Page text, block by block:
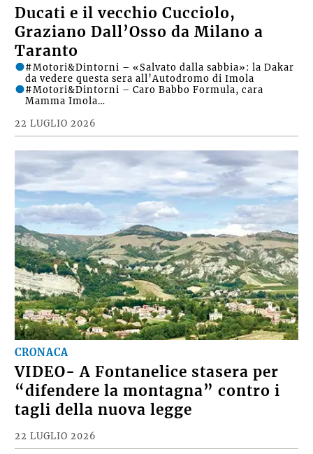
Ducati e il vecchio Cucciolo,
Graziano Dall’Osso da Milano a
Taranto
22 LUGLIO 2026
#Motori&Dintorni – «Salvato dalla sabbia»: la Dakar
da vedere questa sera all’Autodromo di Imola
#Motori&Dintorni – Caro Babbo Formula, cara
Mamma Imola…
CRONACA
VIDEO- A Fontanelice stasera per
“difendere la montagna” contro i
tagli della nuova legge
22 LUGLIO 2026